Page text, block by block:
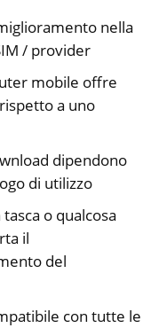
nella
/ provider
mobile offre
a uno
dipendono
di utilizzo
o qualcosa
il
del
con tutte le